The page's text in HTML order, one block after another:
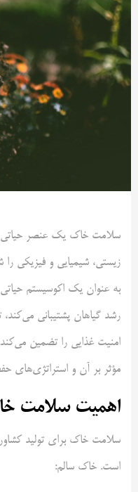
سلامت خاک یک عنصر حیاتی
زیستی، شیمیایی و فیزیکی
به عنوان یک اکوسیستم
رشد گیاهان پشتیبانی
امنیت غذایی را تضمین
مؤثر بر آن و استراتژی‌های
اهمیت سلامت
سلامت خاک برای تولید
است. خاک سالم: